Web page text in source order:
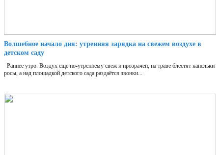
Волшебное начало дня: утренняя зарядка на свежем воздухе в
детском саду
Раннее утро. Воздух ещё по-утреннему свеж и прозрачен, на траве блестят капельки
росы, а над площадкой детского сада раздаётся звонки...